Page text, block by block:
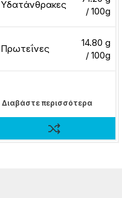
Υδατάνθρακες
/ 100g
Πρωτεΐνες
14.80 g
/ 100g
Διαβάστε περισσότερα